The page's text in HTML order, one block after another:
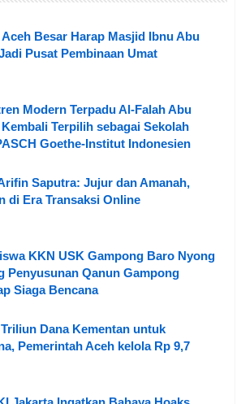
Besar Harap Masjid Ibnu Abu
Pusat Pembinaan Umat
Modern Terpadu Al-Falah Abu
Kembali Terpilih sebagai Sekolah
Goethe-Institut Indonesien
Saputra: Jujur dan Amanah,
di Era Transaksi Online
KKN USK Gampong Baro Nyong
Penyusunan Qanun Gampong
Siaga Bencana
Triliun Dana Kementan untuk
Pemerintah Aceh kelola Rp 9,7